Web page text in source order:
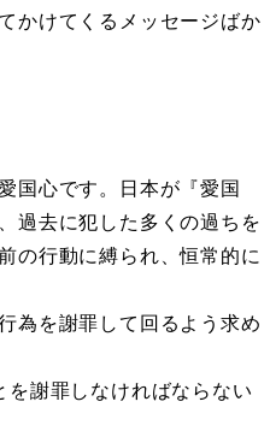
かけてくるメッセージばか
国心です。日本が『愛国
過去に犯した多くの過ちを
の行動に縛られ、恒常的に
為を謝罪して回るよう求め
謝罪しなければならない